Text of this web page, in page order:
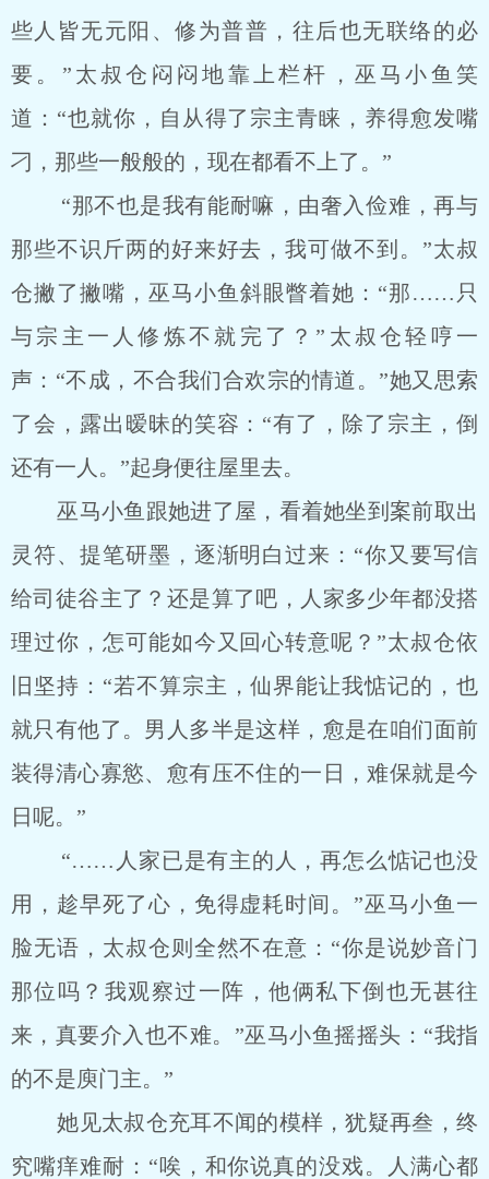
些人皆无元阳、修为普普，往后也无联络的必
要。”太叔仓闷闷地靠上栏杆，巫马小鱼笑
道：“也就你，自从得了宗主青睐，养得愈发嘴
刁，那些一般般的，现在都看不上了。”
“那不也是我有能耐嘛，由奢入俭难，再与
那些不识斤两的好来好去，我可做不到。”太叔
仓撇了撇嘴，巫马小鱼斜眼瞥着她：“那……只
与宗主一人修炼不就完了？”太叔仓轻哼一
声：“不成，不合我们合欢宗的情道。”她又思索
了会，露出暧昧的笑容：“有了，除了宗主，倒
还有一人。”起身便往屋里去。
巫马小鱼跟她进了屋，看着她坐到案前取出
灵符、提笔研墨，逐渐明白过来：“你又要写信
给司徒谷主了？还是算了吧，人家多少年都没搭
理过你，怎可能如今又回心转意呢？”太叔仓依
旧坚持：“若不算宗主，仙界能让我惦记的，也
就只有他了。男人多半是这样，愈是在咱们面前
装得清心寡慾、愈有压不住的一日，难保就是今
日呢。”
“……人家已是有主的人，再怎么惦记也没
用，趁早死了心，免得虚耗时间。”巫马小鱼一
脸无语，太叔仓则全然不在意：“你是说妙音门
那位吗？我观察过一阵，他俩私下倒也无甚往
来，真要介入也不难。”巫马小鱼摇摇头：“我指
的不是庾门主。”
她见太叔仓充耳不闻的模样，犹疑再叁，终
究嘴痒难耐：“唉，和你说真的没戏。人满心都